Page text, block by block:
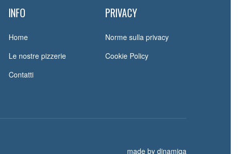
INFO
Home
Le nostre pizzerie
Contatti
PRIVACY
Norme sulla privacy
Cookie Policy
made by dinamiqa